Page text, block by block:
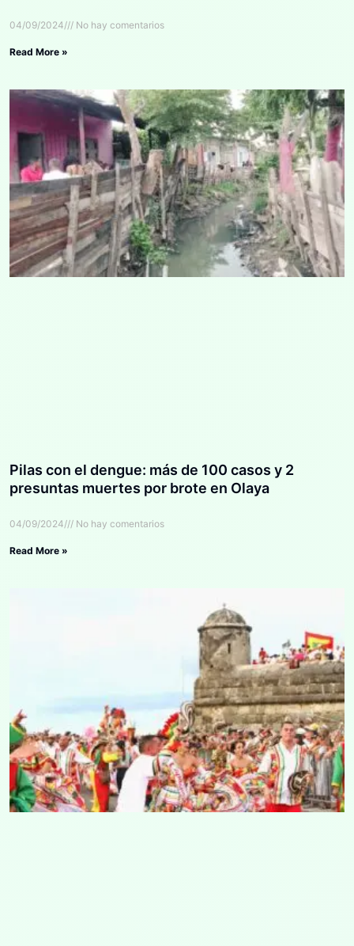
04/09/2024 No hay comentarios
Read More »
Pilas con el dengue: más de 100 casos y 2
presuntas muertes por brote en Olaya
04/09/2024 No hay comentarios
Read More »